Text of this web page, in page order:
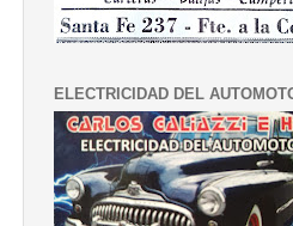
ELECTRICIDAD DEL